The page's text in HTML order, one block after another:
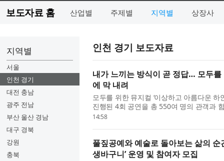
보도자료 홈 산업별 주제별 지역별 상장사
지역별
서울
인천 경기
대전 충남
광주 전남
부산 울산 경남
대구 경북
강원
충북
인천 경기 보도자료
내가 느끼는 방식이 곧 정답… 모두를
에 막 내려
모두를 위한 뮤지컬 ‘이상하고 아름다운
진행된 4회 공연을 총 550여 명의 관객과
위한 예술지원사업 선정작인 이 작품은 창
14:58
풀짚공예와 예술로 돌아보는 삶의
생바구니’ 운영 및 참여자 모집